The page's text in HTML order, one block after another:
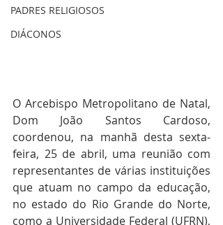
PADRES RELIGIOSOS
DIÁCONOS
O Arcebispo Metropolitano de Natal,
Dom João Santos Cardoso,
coordenou, na manhã desta sexta-
feira, 25 de abril, uma reunião com
representantes de várias instituições
que atuam no campo da educação,
no estado do Rio Grande do Norte,
como a Universidade Federal (UFRN),